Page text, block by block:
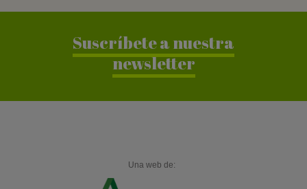
Suscríbete a nuestra
newsletter
Una web de: